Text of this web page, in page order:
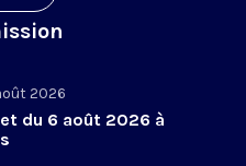
2026
du 6 août 2026 à